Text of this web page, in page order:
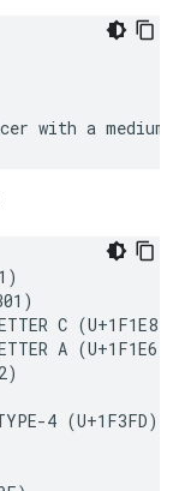
with a medium
C (U+1F1E8)
A (U+1F1E6)
4 (U+1F3FD)